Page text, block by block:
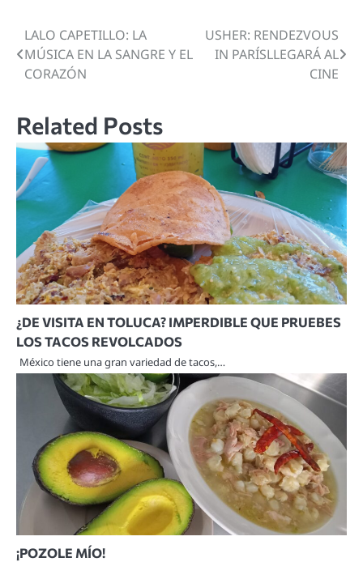
Navegación
de
LALO CAPETILLO: LA
MÚSICA EN LA SANGRE Y EL
CORAZÓN
USHER: RENDEZVOUS
IN PARÍSLLEGARÁ AL
CINE
Related Posts
¿DE VISITA EN TOLUCA? IMPERDIBLE QUE PRUEBES
LOS TACOS REVOLCADOS
México tiene una gran variedad de tacos,…
¡POZOLE MÍO!